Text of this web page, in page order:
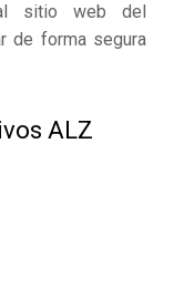
al sitio web del
de forma segura
ALZ